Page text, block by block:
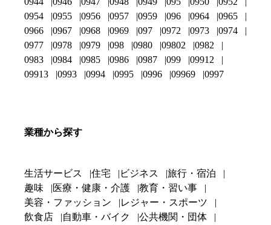
0954
0955 0956 0957 0959 096 0964
0965
0966
0967 0968 0969 097 0972 0973
0974
0977
0978 0979 098 0980 09802
0982
0983
0984 0985 0986 0987 099
09912
09913
0993 0994 0995 0996 09969 0997
業種から探す
生活サービス 住宅 ビジネス
旅行・宿泊
趣味
医療・健康・介護
教育・習い事
美容・ファッション
レジャー・スポーツ
飲食店
自動車・バイク
公共機関・団体